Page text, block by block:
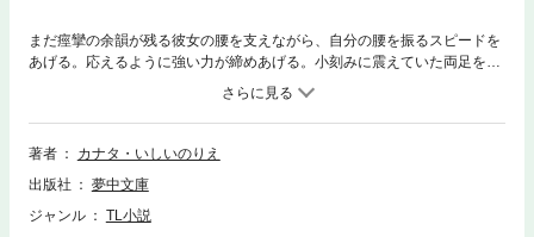
まだ痙攣の余韻が残る彼女の腰を支えながら、自分の腰を振るスピードを
あげる。応えるように強い力が締めあげる。小刻みに震えていた両足を開
き、さらに奥へ侵入する――。最年少昇進の道を捨て、MBAを目指して会
社を辞める。そんな俺でも好きでいてくれるか。細い手首を掴んで、壁に
押し付け、スカートの中に手を。蜜を含んだ入り口を探りあてた。
著者
カナタ・いしいのりえ
出版社
夢中文庫
ジャンル
TL小説